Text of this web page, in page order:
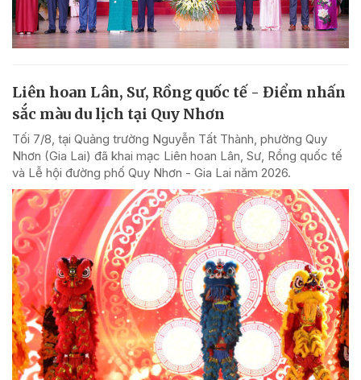
Liên hoan Lân, Sư, Rồng quốc tế - Điểm nhấn
sắc màu du lịch tại Quy Nhơn
Tối 7/8, tại Quảng trường Nguyễn Tất Thành, phường Quy
Nhơn (Gia Lai) đã khai mạc Liên hoan Lân, Sư, Rồng quốc tế
và Lễ hội đường phố Quy Nhơn - Gia Lai năm 2026.